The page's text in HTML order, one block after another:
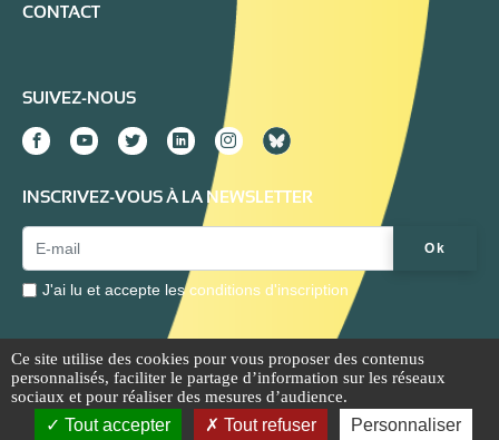
CONTACT
SUIVEZ-NOUS
INSCRIVEZ-VOUS À LA NEWSLETTER
Email Address*
Ok
J'ai lu et accepte lesconditions d'inscription
Mentions légales Extranet
Ce site utilise des cookies pour vous proposer des contenus
personnalisés, faciliter le partage d’information sur les réseaux
sociaux et pour réaliser des mesures d’audience.
Tout accepter Tout refuser Personnaliser